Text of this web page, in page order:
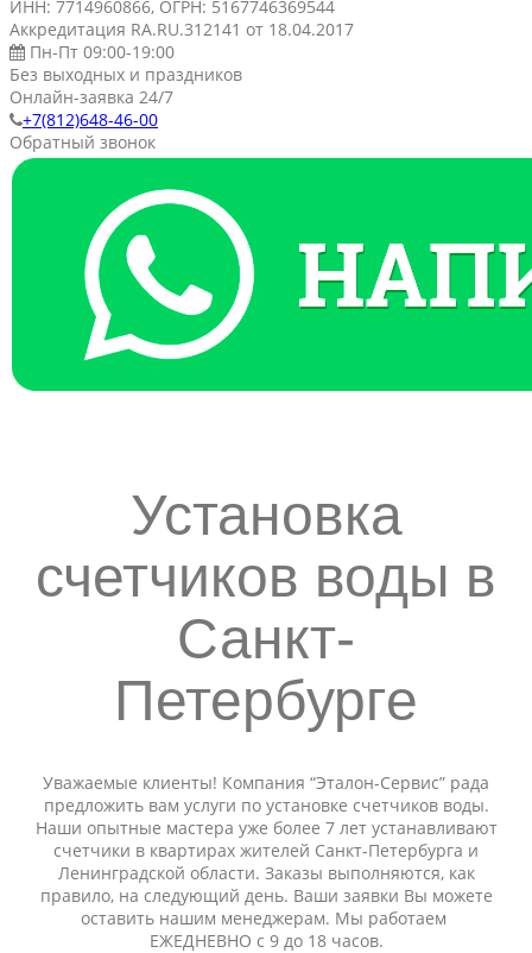
ИНН: 7714960866, ОГРН: 5167746369544
Аккредитация RA.RU.312141 от 18.04.2017
Пн-Пт 09:00-19:00
Без выходных и праздников
Онлайн-заявка 24/7
+7(812)648-46-00
Обратный звонок
Установка
счетчиков воды в
Санкт-
Петербурге
Уважаемые клиенты! Компания “Эталон-Сервис” рада
предложить вам услуги по установке счетчиков воды.
Наши опытные мастера уже более 7 лет устанавливают
счетчики в квартирах жителей Санкт-Петербурга и
Ленинградской области. Заказы выполняются, как
правило, на следующий день. Ваши заявки Вы можете
оставить нашим менеджерам. Мы работаем
ЕЖЕДНЕВНО с 9 до 18 часов.